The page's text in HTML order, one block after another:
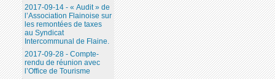
2017-09-14 - « Audit » de
l’Association Flainoise sur
les remontées de taxes
au Syndicat
Intercommunal de Flaine.
2017-09-28 - Compte-
rendu de réunion avec
l’Office de Tourisme